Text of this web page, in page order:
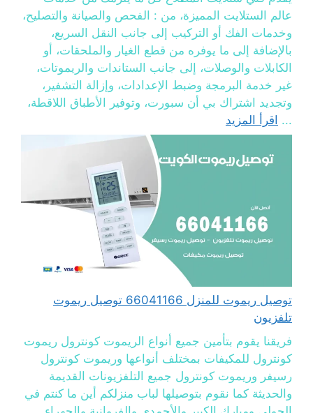
عالم الستلايت المميزة، من : الفحص والصيانة والتصليح،
وخدمات الفك أو التركيب إلى جانب النقل السريع،
بالإضافة إلى ما يوفره من قطع الغيار والملحقات، أو
الكابلات والوصلات، إلى جانب الستاندات والريموتات،
غير خدمة البرمجة وضبط الإعدادات، وإزالة التشفير،
وتجديد اشتراك بي أن سبورت، وتوفير الأطباق اللاقطة،
... اقرأ المزيد
توصيل ريموت للمنزل 66041166 توصيل ريموت
تلفزيون
فريقنا يقوم بتأمين جميع أنواع الريموت كونترول ريموت
كونترول للمكيفات بمختلف أنواعها وريموت كونترول
رسيفر وريموت كونترول جميع التلفزيونات القديمة
والحديثة كما نقوم بتوصيلها لباب منزلكم أين ما كنتم في